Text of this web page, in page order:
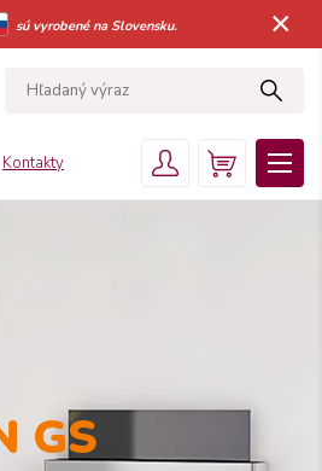
sú vyrobené na Slovensku. ×
Kontakty
GS